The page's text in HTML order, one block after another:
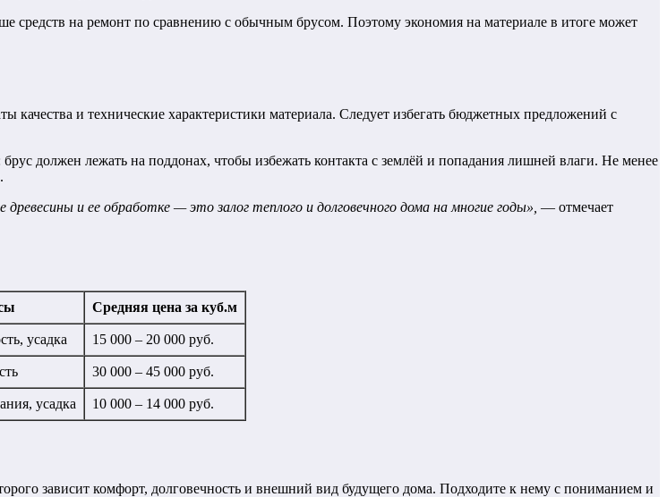
средств на ремонт по сравнению с обычным брусом. Поэтому экономия на материале в итоге может
и технические характеристики материала. Следует избегать бюджетных предложений с
должен лежать на поддонах, чтобы избежать контакта с землёй и попадания лишней влаги. Не менее
и ее обработке — это залог теплого и долговечного дома на многие годы», — отмечает
Средняя цена за куб.м
усадка 15 000 – 20 000 руб.
30 000 – 45 000 руб.
усадка 10 000 – 14 000 руб.
зависит комфорт, долговечность и внешний вид будущего дома. Подходите к нему с пониманием и